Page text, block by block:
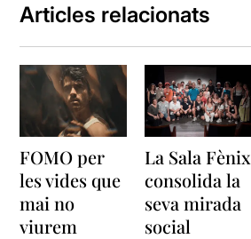
Articles relacionats
FOMO per
les vides que
mai no
viurem
La Sala Fènix
consolida la
seva mirada
social